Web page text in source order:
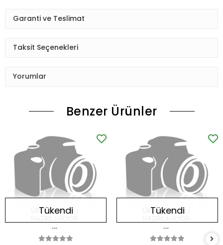
Garanti ve Teslimat
Taksit Seçenekleri
Yorumlar
Benzer Ürünler
Tükendi Tükendi